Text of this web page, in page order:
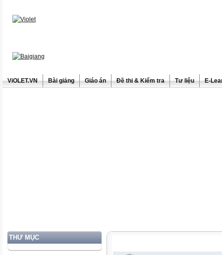
ViOLET.VN Bài giảng Giáo án Đề thi & Kiểm tra Tư liệu E-
THƯ MỤC